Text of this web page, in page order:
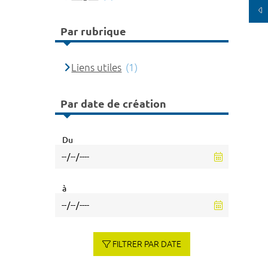
Par rubrique
Liens utiles (1)
Par date de création
Du
à
FILTRER PAR DATE